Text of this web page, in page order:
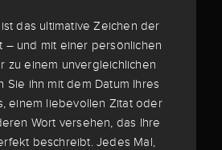
das ultimative Zeichen der
– und mit einer persönlichen
zu einem unvergleichlichen
Sie ihn mit dem Datum Ihres
einem liebevollen Zitat oder
Wort versehen, das Ihre
beschreibt. Jedes Mal,